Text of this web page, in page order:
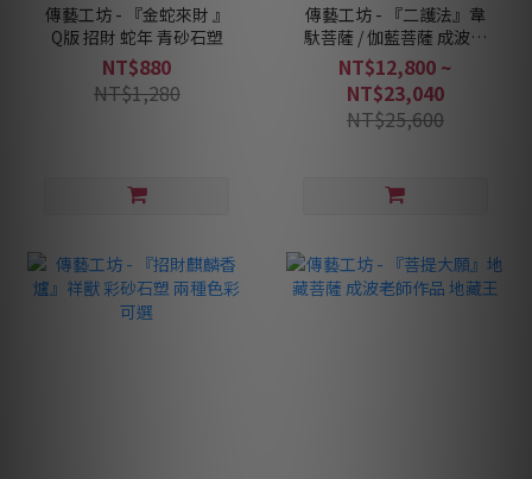
傳藝工坊 - 『金蛇來財 』
Q版 招財 蛇年 青砂石塑
NT$880
NT$1,280
傳藝工坊 - 『二護法』韋
馱菩薩 / 伽藍菩薩 成波老
師作品 一次收藏享優惠
NT$12,800 ~
NT$23,040
NT$25,600